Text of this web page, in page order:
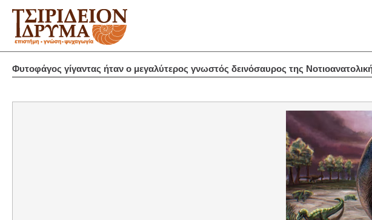
Φυτοφάγος γίγαντας ήταν ο μεγαλύτερος γνωστός δεινόσαυρος της